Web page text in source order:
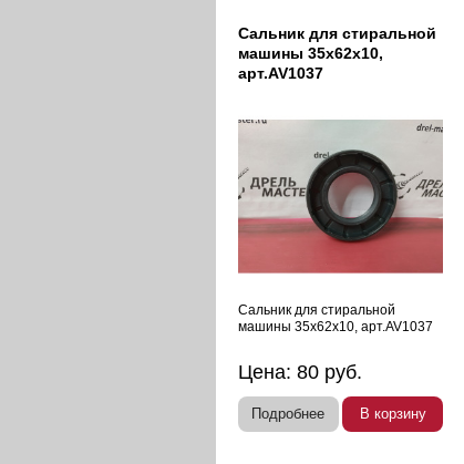
Сальник для стиральной
машины 35х62х10,
арт.AV1037
Сальник для стиральной
машины 35х62х10, арт.AV1037
Цена: 80 руб.
Подробнее В корзину